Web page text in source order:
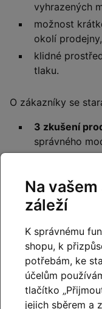
vyhrazených
možnost
okolí prodejny,
klidné
tlaku.
O zákazníky se
3 zkušení
správného
Servisní zázemí
Shimano
používájí
Shimano a
Bosch eBike
aktualizace a
Na
záleží
K správnému
shopu, k
potřebám, ke
účelům
tlačítko
jejich sběrem a